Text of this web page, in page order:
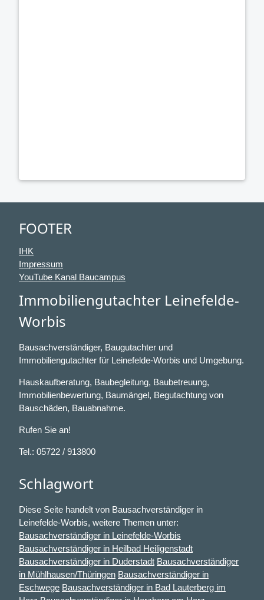
FOOTER
IHK
Impressum
YouTube Kanal Baucampus
Immobiliengutachter Leinefelde-
Worbis
Bausachverständiger, Baugutachter und
Immobiliengutachter für Leinefelde-Worbis und Umgebung.
Hauskaufberatung, Baubegleitung, Baubetreuung,
Immobilienbewertung, Baumängel, Begutachtung von
Bauschäden, Bauabnahme.
Rufen Sie an!
Tel.: 05722 / 913800
Schlagwort
Diese Seite handelt von Bausachverständiger in
Leinefelde-Worbis, weitere Themen unter:
Bausachverständiger in Leinefelde-Worbis
Bausachverständiger in Heilbad Heiligenstadt
Bausachverständiger in Duderstadt Bausachverständiger
in Mühlhausen/Thüringen Bausachverständiger in
Eschwege Bausachverständiger in Bad Lauterberg im